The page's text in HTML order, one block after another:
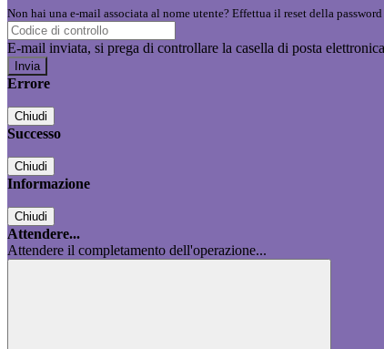
Non hai una e-mail associata al nome utente? Effettua il reset della
E-mail inviata, si prega di controllare la casella di posta
Errore
Chiudi
Successo
Chiudi
Informazione
Chiudi
Attendere...
Attendere il completamento dell'operazione...